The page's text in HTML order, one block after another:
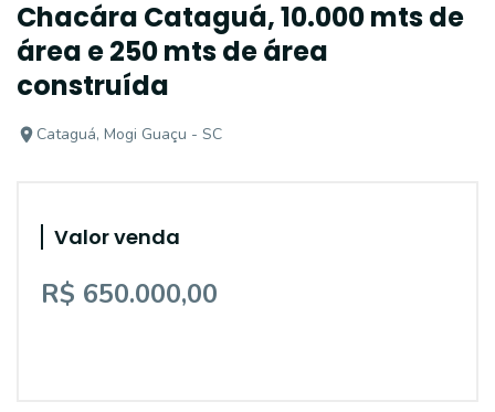
Chacára Cataguá, 10.000 mts de
área e 250 mts de área
construída
Cataguá, Mogi Guaçu - SC
Valor venda
R$ 650.000,00